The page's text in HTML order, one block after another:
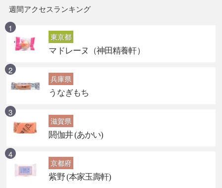
週間アクセスランキング
東京都
マドレーヌ（神田精養軒）
兵庫県
うなぎもち
滋賀県
閼伽井 (あかい)
京都府
紫野 (本家玉壽軒)